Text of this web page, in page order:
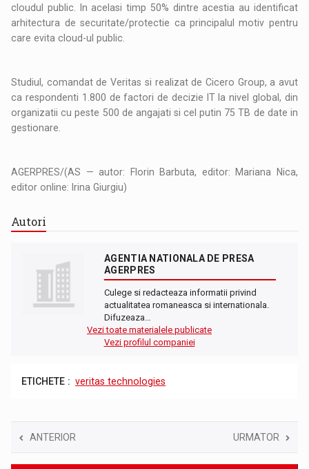
cloudul public. In acelasi timp 50% dintre acestia au identificat
arhitectura de securitate/protectie ca principalul motiv pentru
care evita cloud-ul public.
Studiul, comandat de Veritas si realizat de Cicero Group, a avut
ca respondenti 1.800 de factori de decizie IT la nivel global, din
organizatii cu peste 500 de angajati si cel putin 75 TB de date in
gestionare.
AGERPRES/(AS — autor: Florin Barbuta, editor: Mariana Nica,
editor online: Irina Giurgiu)
Autori
AGENTIA NATIONALA DE PRESA
AGERPRES
Culege si redacteaza informatii privind
actualitatea romaneasca si internationala.
Difuzeaza…
Vezi toate materialele publicate
Vezi profilul companiei
ETICHETE : veritas technologies
ANTERIOR URMATOR